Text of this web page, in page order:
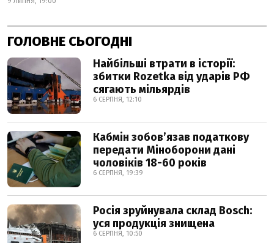
ГОЛОВНЕ СЬОГОДНІ
Найбільші втрати в історії:
збитки Rozetka від ударів РФ
сягають мільярдів
6 СЕРПНЯ, 12:10
Кабмін зобовʼязав податкову
передати Міноборони дані
чоловіків 18-60 років
6 СЕРПНЯ, 19:39
Росія зруйнувала склад Bosch:
уся продукція знищена
6 СЕРПНЯ, 10:50